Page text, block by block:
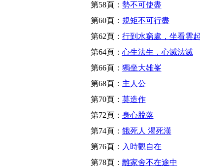
第58頁： 勢不可使盡
第60頁： 規矩不可行盡
第62頁： 行到水窮處，坐看雲
第64頁： 心生法生，心滅法滅
第66頁： 獨坐大雄峯
第68頁： 主人公
第70頁： 莫造作
第72頁： 身心脫落
第74頁： 餓死人 渴死漢
第76頁： 入時觀自在
第78頁： 離家舍不在途中